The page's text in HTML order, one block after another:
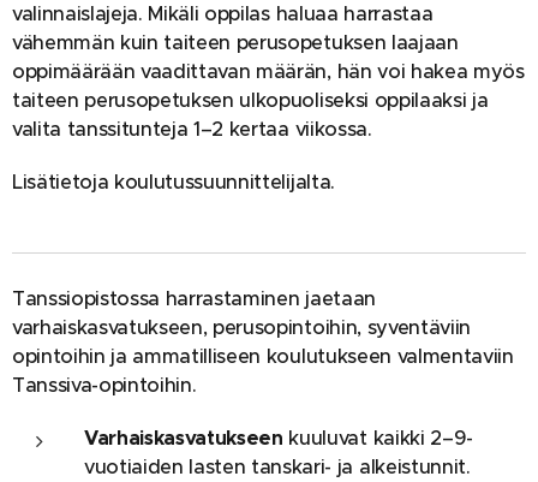
valinnaislajeja. Mikäli oppilas haluaa harrastaa
vähemmän kuin taiteen perusopetuksen laajaan
oppimäärään vaadittavan määrän, hän voi hakea myös
taiteen perusopetuksen ulkopuoliseksi oppilaaksi ja
valita tanssitunteja 1–2 kertaa viikossa.
Lisätietoja koulutussuunnittelijalta.
Tanssiopistossa harrastaminen jaetaan
varhaiskasvatukseen, perusopintoihin, syventäviin
opintoihin ja ammatilliseen koulutukseen valmentaviin
Tanssiva-opintoihin.
Varhaiskasvatukseen kuuluvat kaikki 2–9-
vuotiaiden lasten tanskari- ja alkeistunnit.